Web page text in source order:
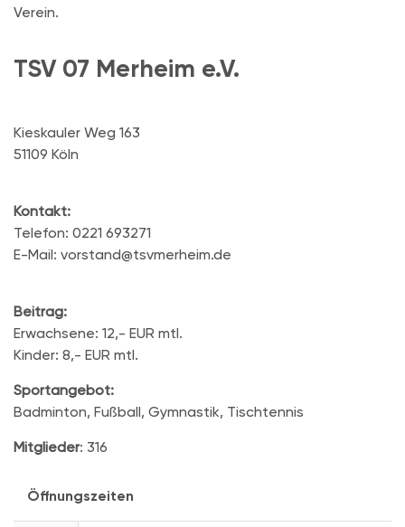
Verein.
TSV 07 Merheim e.V.
Kieskauler Weg 163
51109 Köln
Kontakt:
Telefon: 0221 693271
E-Mail: vorstand@tsvmerheim.de
Beitrag:
Erwachsene: 12,- EUR mtl.
Kinder: 8,- EUR mtl.
Sportangebot:
Badminton, Fußball, Gymnastik, Tischtennis
Mitglieder: 316
Öffnungszeiten